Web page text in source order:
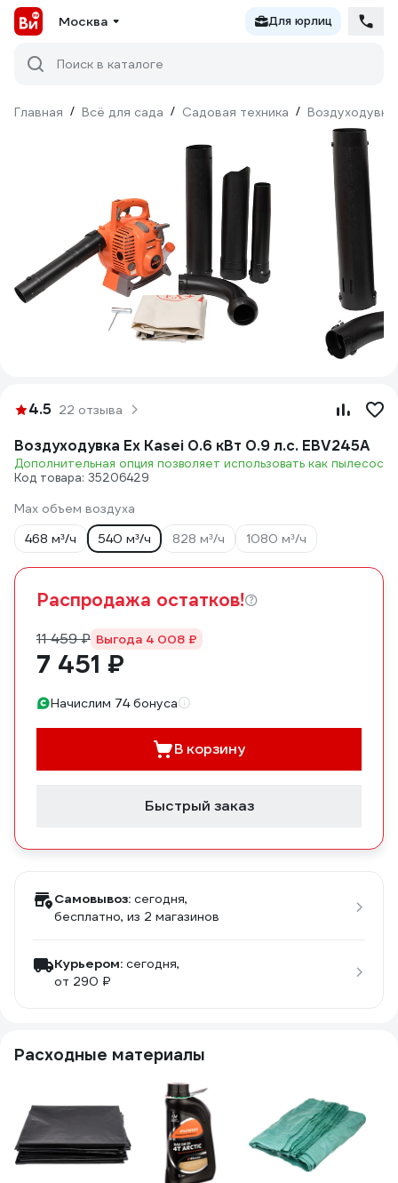
Москва Для юрлиц
Поиск в каталоге
Главная / Всё для сада / Садовая техника / Воздуходувки
4.5 22 отзыва
Воздуходувка Ex Kasei 0.6 кВт 0.9 л.с. EBV245A
Дополнительная опция позволяет использовать как пылесос
Код товара: 35206429
Max объем воздуха
468 м³/ч
540 м³/ч 828 м³/ч 1080 м³/ч
Распродажа остатков!
11 459 ₽ Выгода 4 008 ₽
7 451 ₽
Начислим 74 бонуса
В корзину
Быстрый заказ
Самовывоз: сегодня,
бесплатно, из 2 магазинов
Курьером: сегодня,
от 290 ₽
Расходные материалы